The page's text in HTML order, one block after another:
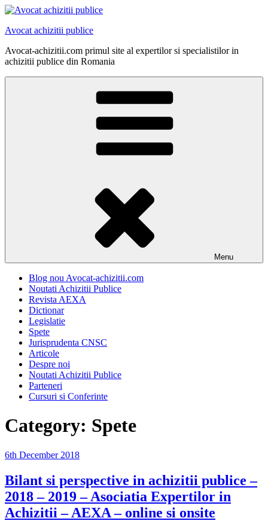
Skip
content
Avocat achizitii publice
Avocat-achizitii.com primul site al expertilor si specialistilor in
achizitii publice din Romania
Menu
Blog nou Avocat-achizitii.com
Noutati Achizitii Publice
Revista AEXA
Dictionar
Legislatie
Spete
Jurisprudenta CNSC
Articole
Despre noi
Noutati Achizitii Publice
Parteneri
Cursuri si Conferinte
Category: Spete
Posted
6th December 2018
Bilant si perspective in achizitii publice –
2018 – 2019 – Asociatia Expertilor in
Achizitii – AEXA – online si onsite